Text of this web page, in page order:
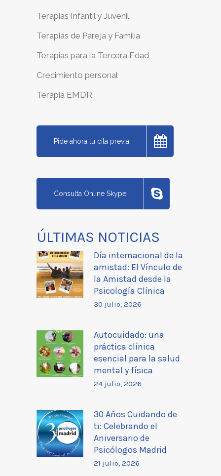
Terapias Infantil y Juvenil
Terapias de Pareja y Familia
Terapias para la Tercera Edad
Crecimiento personal
Terapia EMDR
Pide ahora tu cita previa
Consulta Online Skype
ÚLTIMAS NOTICIAS
Día internacional de la
amistad: El Vínculo de
la Amistad desde la
Psicología Clínica
30 julio, 2026
Autocuidado: una
práctica clínica
esencial para la salud
mental y física
24 julio, 2026
30 Años Cuidando de
ti: Celebrando el
Aniversario de
Psicólogos Madrid
21 julio, 2026